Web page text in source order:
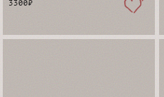
3300₽